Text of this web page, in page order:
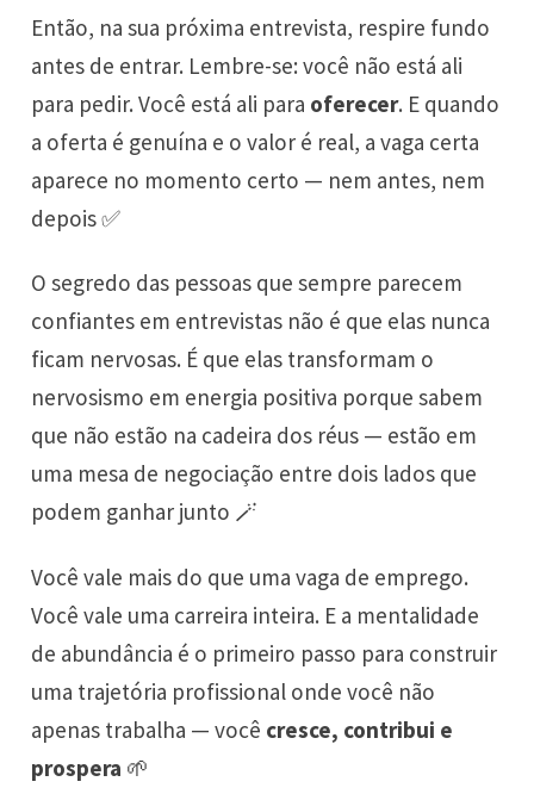
Então, na sua próxima entrevista, respire fundo
antes de entrar. Lembre-se: você não está ali
para pedir. Você está ali para oferecer. E quando
a oferta é genuína e o valor é real, a vaga certa
aparece no momento certo — nem antes, nem
depois ✅
O segredo das pessoas que sempre parecem
confiantes em entrevistas não é que elas nunca
ficam nervosas. É que elas transformam o
nervosismo em energia positiva porque sabem
que não estão na cadeira dos réus — estão em
uma mesa de negociação entre dois lados que
podem ganhar junto 🪄
Você vale mais do que uma vaga de emprego.
Você vale uma carreira inteira. E a mentalidade
de abundância é o primeiro passo para construir
uma trajetória profissional onde você não
apenas trabalha — você cresce, contribui e
prospera 🌱